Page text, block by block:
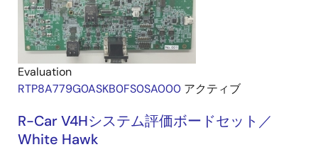
Evaluation
RTP8A779G0ASKB0FS0SA000 アクティブ
R-Car V4Hシステム評価ボードセット／
White Hawk